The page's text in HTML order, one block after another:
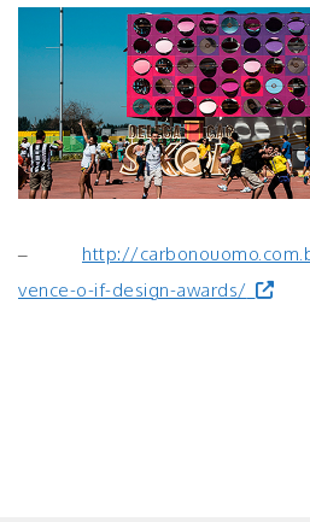
– http://
vence-o-if-design-awards/